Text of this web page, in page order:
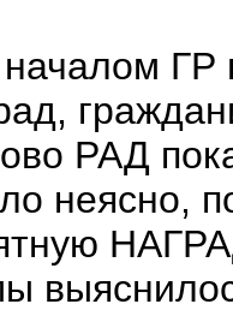
ГР
РАД
неясно,